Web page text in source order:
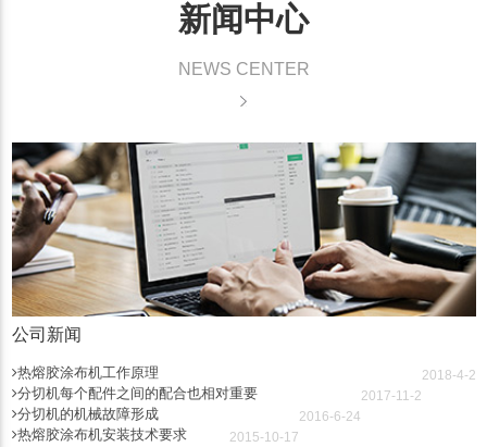
新闻中心
NEWS CENTER
公司新闻
热熔胶涂布机工作原理 2018-4-2
分切机每个配件之间的配合也相对重要 2017-11-2
分切机的机械故障形成 2016-6-24
热熔胶涂布机安装技术要求 2015-10-17